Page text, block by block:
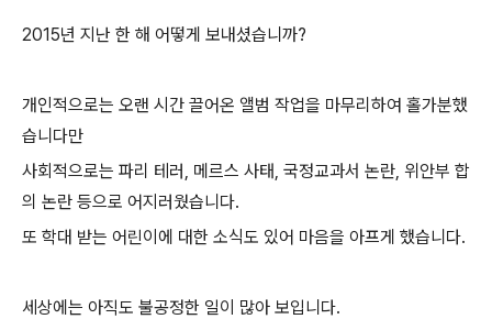
2015년 지난 한 해 어떻게 보내셨습니까?
개인적으로는 오랜 시간 끌어온 앨범 작업을 마무리하여 홀가분했
습니다만
사회적으로는 파리 테러, 메르스 사태, 국정교과서 논란, 위안부 합
의 논란 등으로 어지러웠습니다.
또 학대 받는 어린이에 대한 소식도 있어 마음을 아프게 했습니다.
세상에는 아직도 불공정한 일이 많아 보입니다.